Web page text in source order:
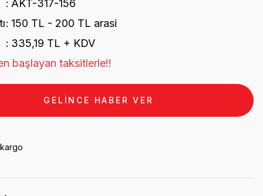
AKT-317-156
150 TL - 200 TL arasi
335,19 TL + KDV
başlayan taksitlerle!!
GELİNCE HABER VER